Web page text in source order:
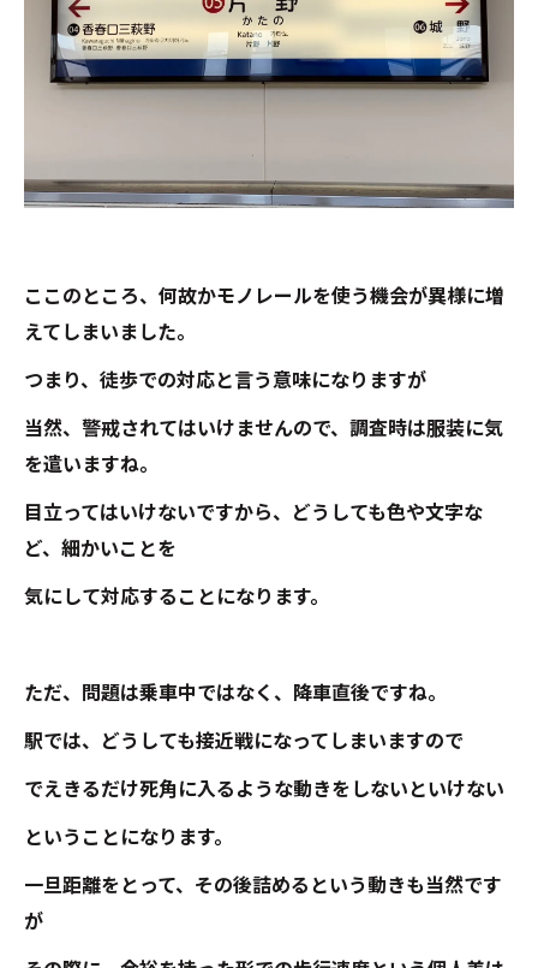
ここのところ、何故かモノレールを使う機会が異様に増
えてしまいました。
つまり、徒歩での対応と言う意味になりますが
当然、警戒されてはいけませんので、調査時は服装に気
を遣いますね。
目立ってはいけないですから、どうしても色や文字な
ど、細かいことを
気にして対応することになります。
ただ、問題は乗車中ではなく、降車直後ですね。
駅では、どうしても接近戦になってしまいますので
でえきるだけ死角に入るような動きをしないといけない
ということになります。
一旦距離をとって、その後詰めるという動きも当然です
が